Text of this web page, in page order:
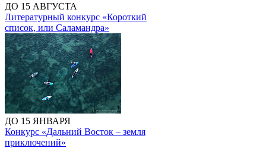
ДО 15 АВГУСТА
Литературный конкурс «Короткий
список, или Саламандра»
ДО 15 ЯНВАРЯ
Конкурс «Дальний Восток – земля
приключений»